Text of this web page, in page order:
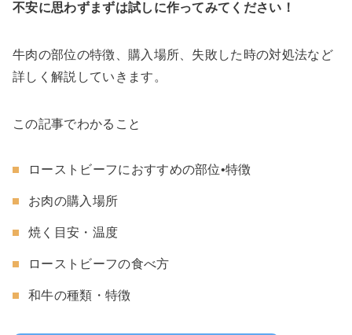
不安に思わずまずは試しに作ってみてください！
牛肉の部位の特徴、購入場所、失敗した時の対処法など
詳しく解説していきます。
この記事でわかること
ローストビーフにおすすめの部位•特徴
お肉の購入場所
焼く目安・温度
ローストビーフの食べ方
和牛の種類・特徴